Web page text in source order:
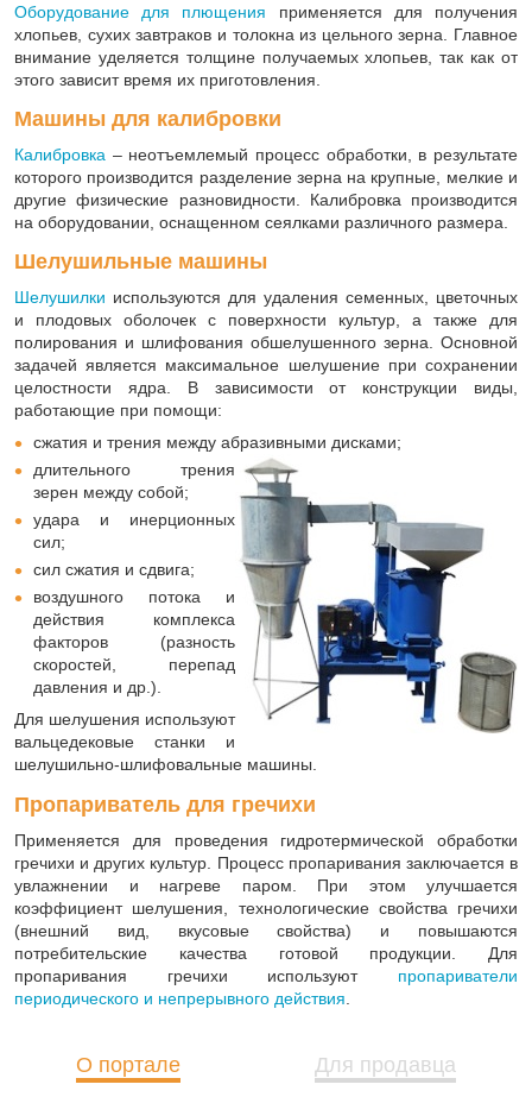
Оборудование для плющения применяется для получения
хлопьев, сухих завтраков и толокна из цельного зерна. Главное
внимание уделяется толщине получаемых хлопьев, так как от
этого зависит время их приготовления.
Машины для калибровки
Калибровка ‒ неотъемлемый процесс обработки, в результате
которого производится разделение зерна на крупные, мелкие и
другие физические разновидности. Калибровка производится
на оборудовании, оснащенном сеялками различного размера.
Шелушильные машины
Шелушилки используются для удаления семенных, цветочных
и плодовых оболочек с поверхности культур, а также для
полирования и шлифования обшелушенного зерна. Основной
задачей является максимальное шелушение при сохранении
целостности ядра. В зависимости от конструкции виды,
работающие при помощи:
сжатия и трения между абразивными дисками;
длительного трения
зерен между собой;
удара и инерционных
сил;
сил сжатия и сдвига;
воздушного потока и
действия комплекса
факторов (разность
скоростей, перепад
давления и др.).
Для шелушения используют
вальцедековые станки и
шелушильно-шлифовальные машины.
Пропариватель для гречихи
Применяется для проведения гидротермической обработки
гречихи и других культур. Процесс пропаривания заключается в
увлажнении и нагреве паром. При этом улучшается
коэффициент шелушения, технологические свойства гречихи
(внешний вид, вкусовые свойства) и повышаются
потребительские качества готовой продукции. Для
пропаривания гречихи используют пропариватели
периодического и непрерывного действия
О портале Для продавца